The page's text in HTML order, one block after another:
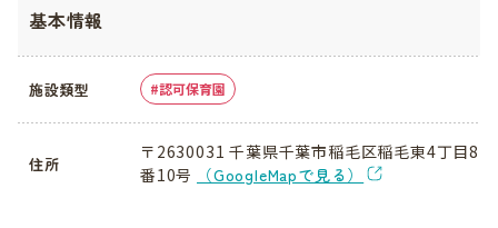
基本情報
施設類型 認可保育園
住所
〒2630031 千葉県千葉市稲毛区稲毛東4丁目8
番10号
（GoogleMapで見る）